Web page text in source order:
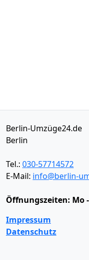
Berlin-Umzüge24.de
Berlin
Tel.: 030-57714572
E-Mail: info@berlin-
Öffnungszeiten: Mo
Impressum
Datenschutz